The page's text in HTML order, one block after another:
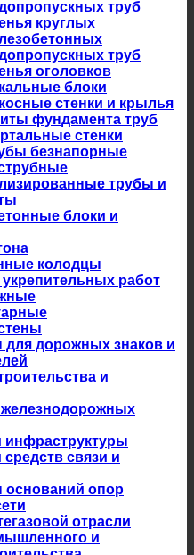
труб
круглых
труб
оголовков
блоки
стенки и крылья
фундамента труб
стенки
безнапорные
трубы и
блоки и
колодцы
укрепительных работ
дорожных знаков и
и
железнодорожных
инфраструктуры
средств связи и
опор
отрасли
и